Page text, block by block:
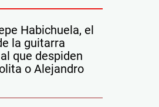
Habichuela, el
la guitarra
que despiden
o Alejandro